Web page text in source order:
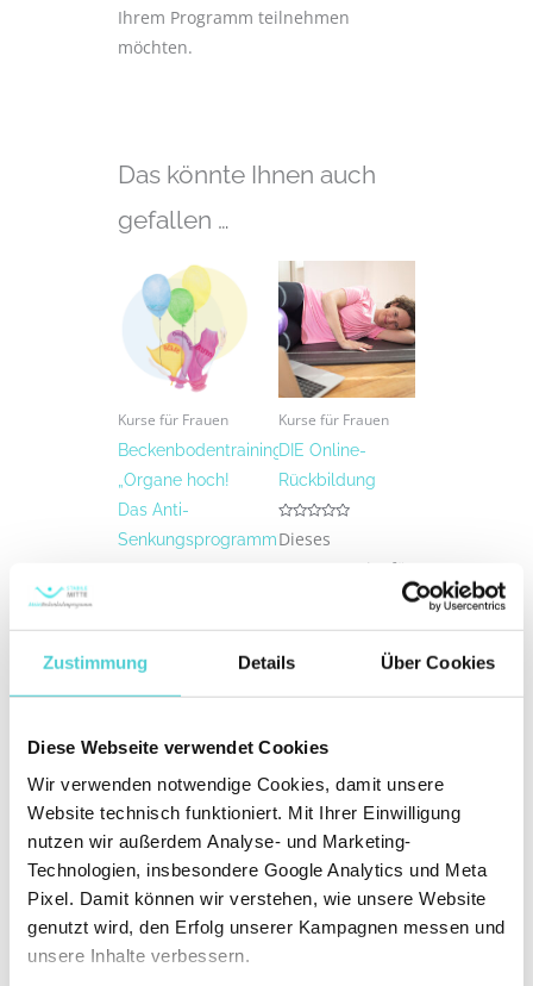
Zustimmung Details Über Cookies
Diese Webseite verwendet Cookies
Wir verwenden notwendige Cookies, damit unsere
Website technisch funktioniert. Mit Ihrer Einwilligung
nutzen wir außerdem Analyse- und Marketing-
Technologien, insbesondere Google Analytics und Meta
Pixel. Damit können wir verstehen, wie unsere Website
genutzt wird, den Erfolg unserer Kampagnen messen und
unsere Inhalte verbessern.
Ihrem Programm teilnehmen
möchten.
Das könnte Ihnen auch
gefallen …
Kurse für Frauen
Beckenbodentraining:
„Organe hoch!
Das Anti-
Senkungsprogramm“
von
Schritt……führe
ich Sie hin zu
Lebensweise. Sie
lernen das
Hauptübel für
den
Beckenboden
erkennen:
Druckbelastungen,
die den zarten
Kurse für Frauen
DIE Online-
Rückbildung
Bewertet
mit
Dieses
Programm ist für
ihren Körper
nach einer
Form bringen
wollen.
139,00€
inkl. 19% MwSt.
In den
Warenkorb